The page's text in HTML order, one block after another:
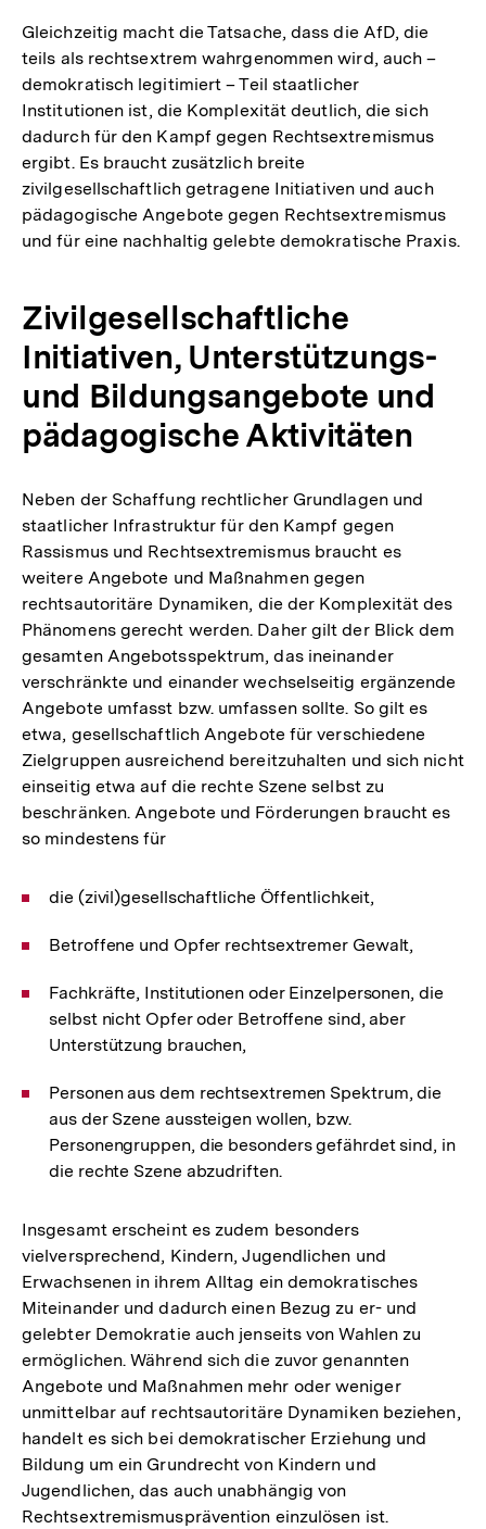
Gleichzeitig macht die Tatsache, dass die AfD, die
teils als rechtsextrem wahrgenommen wird, auch –
demokratisch legitimiert – Teil staatlicher
Institutionen ist, die Komplexität deutlich, die sich
dadurch für den Kampf gegen Rechtsextremismus
ergibt. Es braucht zusätzlich breite
zivilgesellschaftlich getragene Initiativen und auch
pädagogische Angebote gegen Rechtsextremismus
und für eine nachhaltig gelebte demokratische Praxis.
Zivilgesellschaftliche
Initiativen, Unterstützungs-
und Bildungsangebote und
pädagogische Aktivitäten
Neben der Schaffung rechtlicher Grundlagen und
staatlicher Infrastruktur für den Kampf gegen
Rassismus und Rechtsextremismus braucht es
weitere Angebote und Maßnahmen gegen
rechtsautoritäre Dynamiken, die der Komplexität des
Phänomens gerecht werden. Daher gilt der Blick dem
gesamten Angebotsspektrum, das ineinander
verschränkte und einander wechselseitig ergänzende
Angebote umfasst bzw. umfassen sollte. So gilt es
etwa, gesellschaftlich Angebote für verschiedene
Zielgruppen ausreichend bereitzuhalten und sich nicht
einseitig etwa auf die rechte Szene selbst zu
beschränken. Angebote und Förderungen braucht es
so mindestens für
die (zivil)gesellschaftliche Öffentlichkeit,
Betroffene und Opfer rechtsextremer Gewalt,
Fachkräfte, Institutionen oder Einzelpersonen, die
selbst nicht Opfer oder Betroffene sind, aber
Unterstützung brauchen,
Personen aus dem rechtsextremen Spektrum, die
aus der Szene aussteigen wollen, bzw.
Personengruppen, die besonders gefährdet sind, in
die rechte Szene abzudriften.
Insgesamt erscheint es zudem besonders
vielversprechend, Kindern, Jugendlichen und
Erwachsenen in ihrem Alltag ein demokratisches
Miteinander und dadurch einen Bezug zu er- und
gelebter Demokratie auch jenseits von Wahlen zu
ermöglichen. Während sich die zuvor genannten
Angebote und Maßnahmen mehr oder weniger
unmittelbar auf rechtsautoritäre Dynamiken beziehen,
handelt es sich bei demokratischer Erziehung und
Bildung um ein Grundrecht von Kindern und
Jugendlichen, das auch unabhängig von
Rechtsextremismusprävention einzulösen ist.